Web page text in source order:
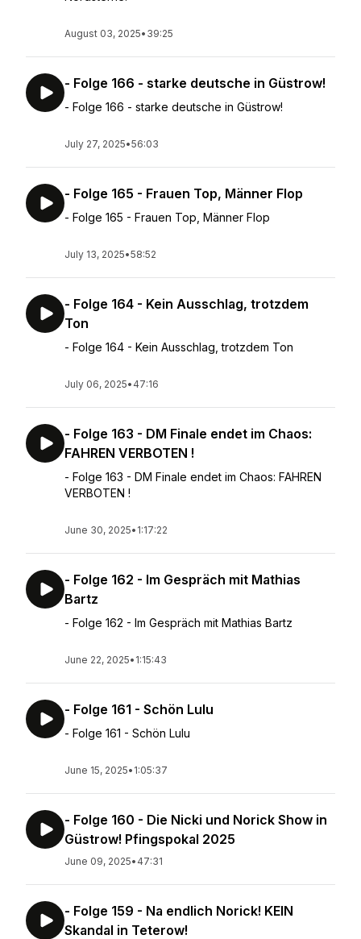
August 03, 2025• 39:25
- Folge 166 - starke deutsche in Güstrow!
- Folge 166 - starke deutsche in Güstrow!
July 27, 2025•56:03
- Folge 165 - Frauen Top, Männer Flop
- Folge 165 - Frauen Top, Männer Flop
July 13, 2025•58:52
- Folge 164 - Kein Ausschlag, trotzdem
Ton
- Folge 164 - Kein Ausschlag, trotzdem Ton
July 06, 2025• 47:16
- Folge 163 - DM Finale endet im Chaos:
FAHREN VERBOTEN !
- Folge 163 - DM Finale endet im Chaos: FAHREN
VERBOTEN !
June 30, 2025• 1:17:22
- Folge 162 - Im Gespräch mit Mathias
Bartz
- Folge 162 - Im Gespräch mit Mathias Bartz
June 22, 2025• 1:15:43
- Folge 161 - Schön Lulu
- Folge 161 - Schön Lulu
June 15, 2025• 1:05:37
- Folge 160 - Die Nicki und Norick Show in
Güstrow! Pfingspokal 2025
June 09, 2025• 47:31
- Folge 159 - Na endlich Norick! KEIN
Skandal in Teterow!